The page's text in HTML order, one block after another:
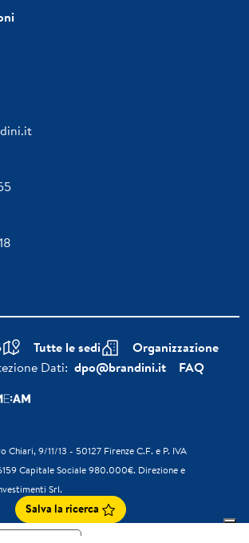
Tutte le sedi
Organizzazione
Dati: dpo@brandini.it
FAQ
Chiari, 9/11/13 - 50127 Firenze C.F. e P. IVA
Capitale Sociale 980.000€. Direzione e
Srl.
Salva la ricerca